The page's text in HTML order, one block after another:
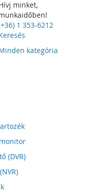
minket,
1 353-6212
kategória
(DVR)